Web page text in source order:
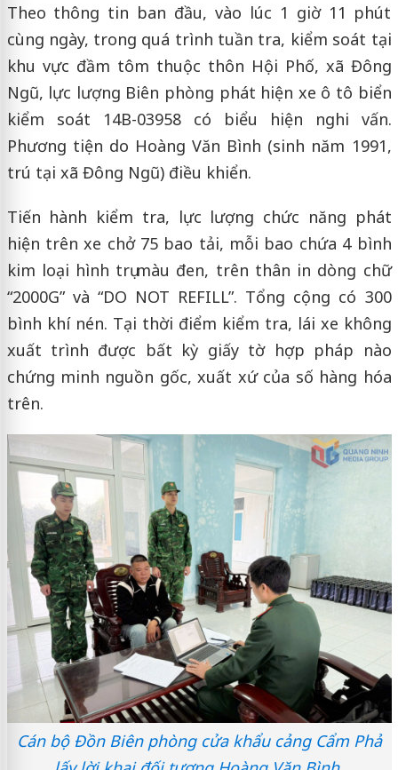
Theo thông tin ban đầu, vào lúc 1 giờ 11 phút
cùng ngày, trong quá trình tuần tra, kiểm soát tại
khu vực đầm tôm thuộc thôn Hội Phố, xã Đông
Ngũ, lực lượng Biên phòng phát hiện xe ô tô biển
kiểm soát 14B-03958 có biểu hiện nghi vấn.
Phương tiện do Hoàng Văn Bình (sinh năm 1991,
trú tại xã Đông Ngũ) điều khiển.
Tiến hành kiểm tra, lực lượng chức năng phát
hiện trên xe chở 75 bao tải, mỗi bao chứa 4 bình
kim loại hình trụ màu đen, trên thân in dòng chữ
“2000G” và “DO NOT REFILL”. Tổng cộng có 300
bình khí nén. Tại thời điểm kiểm tra, lái xe không
xuất trình được bất kỳ giấy tờ hợp pháp nào
chứng minh nguồn gốc, xuất xứ của số hàng hóa
trên.
Cán bộ Đồn Biên phòng cửa khẩu cảng Cẩm Phả